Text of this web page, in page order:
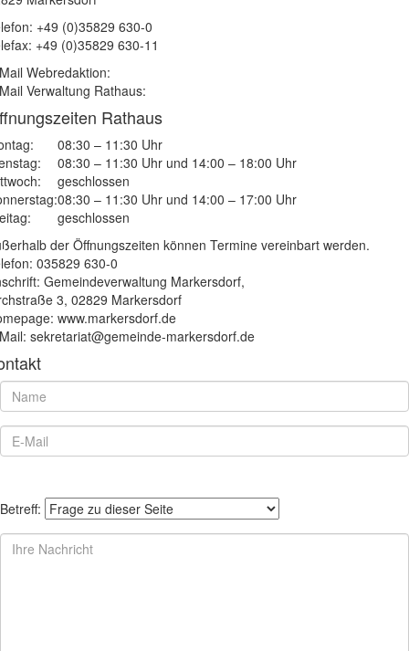
+49 (0)35829 630-0
+49 (0)35829 630-11
Webredaktion:
Verwaltung Rathaus:
Rathaus
08:30 – 11:30 Uhr
08:30 – 11:30 Uhr und 14:00 – 18:00 Uhr
geschlossen
08:30 – 11:30 Uhr und 14:00 – 17:00 Uhr
geschlossen
der Öffnungszeiten können Termine vereinbart werden.
035829 630-0
Gemeindeverwaltung Markersdorf,
3, 02829 Markersdorf
www.markersdorf.de
sekretariat@gemeinde-markersdorf.de
Betreff: